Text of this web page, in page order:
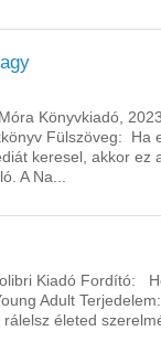
Könyvkiadó,
Fülszöveg: Ha
keresel, akkor ez
A Na...
Kiadó Fordító:
Adult
életed